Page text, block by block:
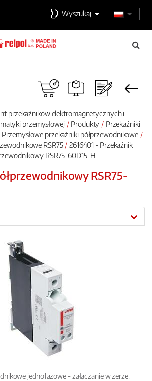
Wyszukaj
przekaźników elektromagnetycznych i
przemysłowej
Produkty
Przekaźniki
Przemysłowe przekaźniki półprzewodnikowe
RSR75
2616401 - Przekaźnik
RSR75-60D15-H
RSR75-
jednofazowe - załączanie w zerze.